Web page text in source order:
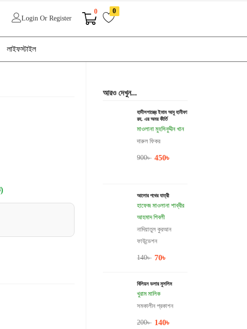
Login Or Register
0 0
লাইফস্টাইল
আরও দেখুন...
হাদীসশাস্ত্রে ইমাম আবু হানীফা
রহ. এর অমর কীর্তি
মাওলানা মুহসিনুদ্দীন খান
দারুল ফিকর
900৳ 450৳
আলোর পথের যাত্রী
হাফেজ মাওলানা শাব্বীর
আহমাদ শিবলী
নাদিয়াতুল কুরআন
ফাউন্ডেশন
140৳ 70৳
বিলিয়ন ডলার মুসলিম
খুরাম মালিক
সমকালীন প্রকাশন
200৳ 140৳